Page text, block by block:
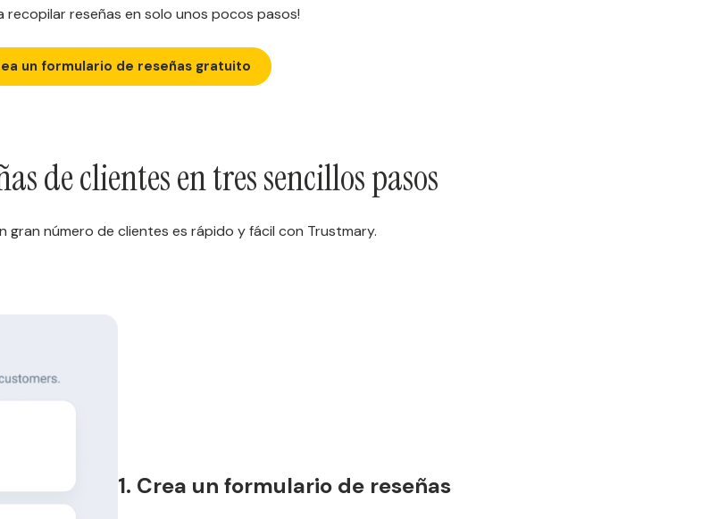
recopilar reseñas en solo unos pocos pasos!
un formulario de reseñas gratuito
de clientes en tres sencillos pasos
gran número de clientes es rápido y fácil con Trustmary.
1. Crea un formulario de reseñas